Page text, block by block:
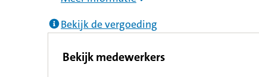
Bekijk de vergoeding
Bekijk medewerkers